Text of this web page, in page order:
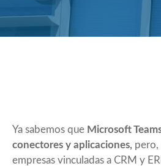
Ya sabemos que Microsoft
conectores y aplicaciones, pero,
empresas vinculadas a CRM y